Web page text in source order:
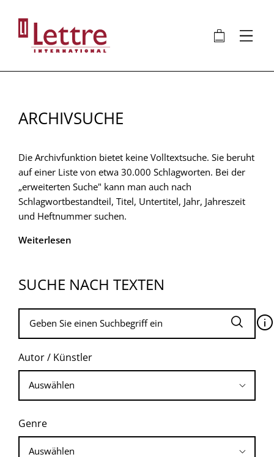
Inhalt
🛍 ⋮
ARCHIVSUCHE
Die Archivfunktion bietet keine Volltextsuche. Sie beruht
auf einer Liste von etwa 30.000 Schlagworten. Bei der
„erweiterten Suche" kann man auch nach
Schlagwortbestandteil, Titel, Untertitel, Jahr, Jahreszeit
und Heftnummer suchen.
Weiterlesen
SUCHE NACH TEXTEN
🛈
Autor / Künstler
Genre